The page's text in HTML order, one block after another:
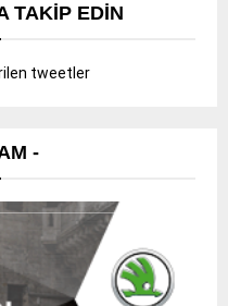
TAKIP EDIN
tweetler
-